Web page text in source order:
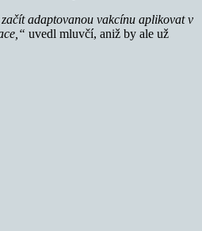
začít adaptovanou vakcínu aplikovat v
uvedl mluvčí, aniž by ale už